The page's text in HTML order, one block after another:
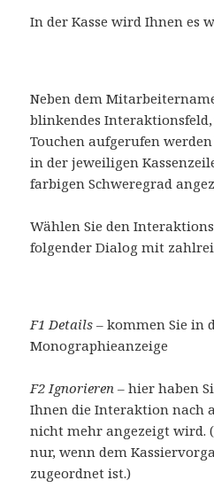
In der Kasse wird Ihnen es
Neben dem
blinkendes
Touchen aufgerufen
in der jeweiligen
farbigen Schweregrad
Wählen Sie den
folgender Dialog mit
F1 Details – kommen Sie in
Monographieanzeige
F2 Ignorieren –hier haben
Ihnen die Interaktion nach
nicht mehr angezeigt wird.
nur, wenn dem
zugeordnet ist.)